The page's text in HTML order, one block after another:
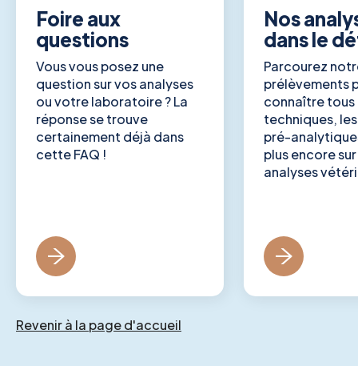
Foire aux
questions
Vous vous posez une
question sur vos analyses
ou votre laboratoire ? La
réponse se trouve
certainement déjà dans
cette FAQ !
Nos
dans le
Parcourez
prélèvements
connaître tous
techniques,
pré-
plus encore
analyses
Revenir à la page d'accueil